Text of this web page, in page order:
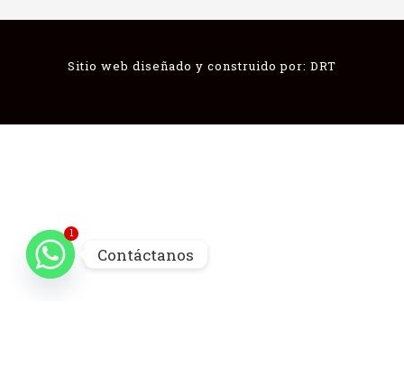
Sitio web diseñado y construido por: DRT
Contáctanos